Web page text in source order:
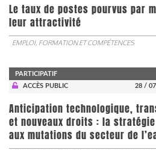
Le taux de postes pourvus par
leur attractivité
EMPLOI, FORMATION ET COMPÉTENCES
PARTICIPATIF
ACCÈS PUBLIC
28 /
Anticipation technologique,
et nouveaux droits : la stratégie
aux mutations du secteur de